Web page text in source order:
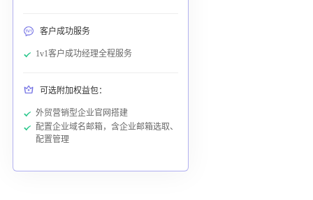
客户成功服务
1v1客户成功经理全程服务
可选附加权益包：
外贸营销型企业官网搭建
配置企业域名邮箱，含企业邮箱选取、
配置管理